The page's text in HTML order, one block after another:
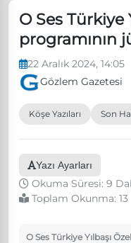
Özgür Özel,
Ünlü çift bir
Boykot
O Ses Türkiye
programının
22 Aralık 2024, 14:05
Gözlem Gazetesi
Köşe Yazıları Son
Yazı Ayarları
Okuma Süresi: 9
Toplam Okunma: 13
O Ses Türkiye Yılbaşı